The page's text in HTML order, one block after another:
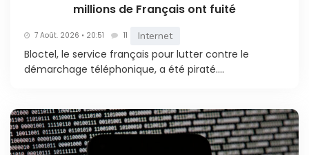
millions de Français ont fuité
7 Août. 2026 • 20:51 11 Internet
Bloctel, le service français pour lutter contre le
démarchage téléphonique, a été piraté....